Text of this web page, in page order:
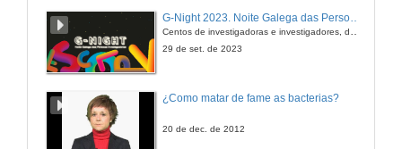
G-Night 2023. Noite Galega das Persoas Investigadoras. Conciencias creativas
29 de set. de 2023
¿Como matar de fame as bacterias?
20 de dec. de 2012